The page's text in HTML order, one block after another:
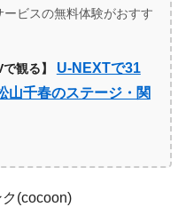
ビスの無料体験がおすす
観る】
U-NEXTで31
山千春のステージ・関
(cocoon)